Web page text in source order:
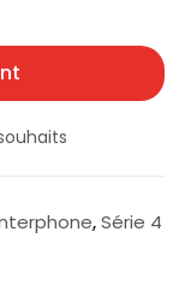
, Série 4